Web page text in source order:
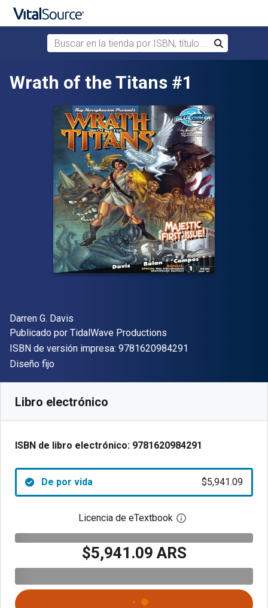
Saltar al contenido principal
Buscar en la tienda por ISBN, título o autor
Buscar
Wrath of the Titans #1
Autor(es)
Darren G. Davis
Editor
Publicado por TidalWave Productions
ISBN de versión impresa: 9781620984291
Formato
Diseño fijo
Libro electrónico
ISBN de libro electrónico: 9781620984291
De por vida $5,941.09
Licencia de eTextbook Abre el cuadro de
$5,941.09 ARS